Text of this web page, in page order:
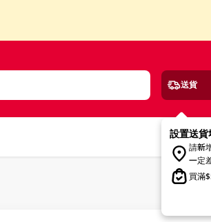
送貨
設置送貨
請新
一定
買滿